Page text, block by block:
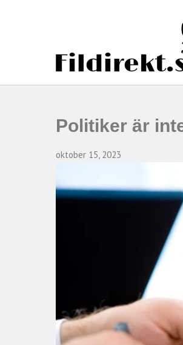
FIDIREKT.SE
Politiker är
oktober 15, 2023